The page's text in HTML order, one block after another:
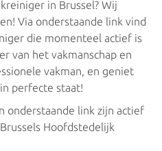
in Brussel? Wij
Via onderstaande link vind
die momenteel actief is
van het vakmanschap en
vakman, en geniet
perfecte staat!
onderstaande link zijn actief
Hoofdstedelijk